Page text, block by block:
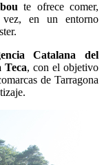
te ofrece comer,
en un entorno
Catalana del
Teca, con el objetivo
de Tarragona